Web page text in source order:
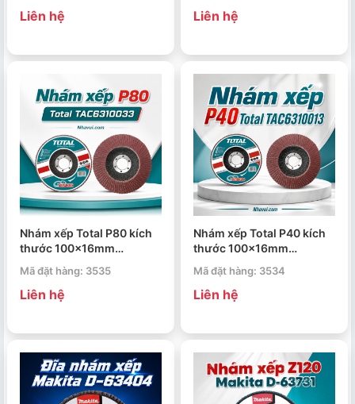
Liên hệ Liên hệ
Nhám xếp Total P80 kích
thước 100x16mm
Mã đặt hàng: 3535
Liên hệ
Nhám xếp Total P40 kích
thước 100x16mm
Mã đặt hàng: 3534
Liên hệ